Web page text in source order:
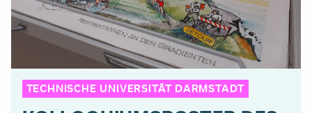
TECHNISCHE UNIVERSITÄT DARMSTADT